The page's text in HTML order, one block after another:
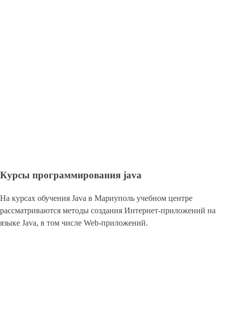
Курсы программирования java
На курсах обучения Java в Мариуполь учебном центре
рассматриваются методы создания Интернет-приложений на
языке Java, в том числе Web-приложений.